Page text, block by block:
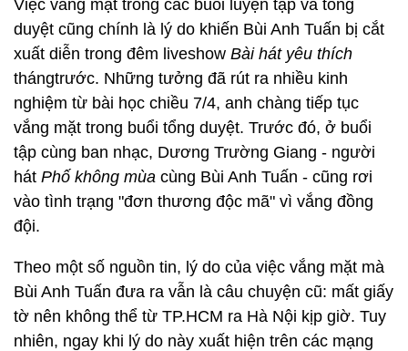
Việc vắng mặt trong các buổi luyện tập và tổng
duyệt cũng chính là lý do khiến Bùi Anh Tuấn bị cắt
xuất diễn trong đêm liveshow Bài hát yêu thích
thángtrước. Những tưởng đã rút ra nhiều kinh
nghiệm từ bài học chiều 7/4, anh chàng tiếp tục
vắng mặt trong buổi tổng duyệt. Trước đó, ở buổi
tập cùng ban nhạc, Dương Trường Giang - người
hát Phố không mùa cùng Bùi Anh Tuấn - cũng rơi
vào tình trạng "đơn thương độc mã" vì vắng đồng
đội.
Theo một số nguồn tin, lý do của việc vắng mặt mà
Bùi Anh Tuấn đưa ra vẫn là câu chuyện cũ: mất giấy
tờ nên không thể từ TP.HCM ra Hà Nội kịp giờ. Tuy
nhiên, ngay khi lý do này xuất hiện trên các mạng